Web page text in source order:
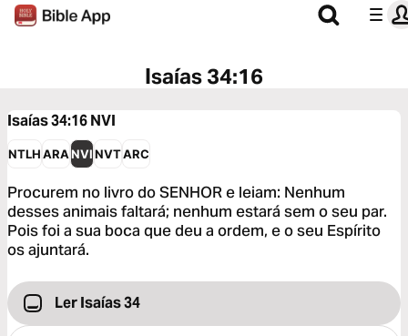
Isaías 34:16
Isaías 34:16NVI
NTLHARANVINVTARC
Procurem no livro do SENHOR e leiam: Nenhum
desses animais faltará; nenhum estará sem o seu par.
Pois foi a sua boca que deu a ordem, e o seu Espírito
os ajuntará.
Ler Isaías 34